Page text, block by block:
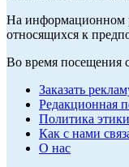
На информационном
относящихся к
Во время посещения
Заказать
Редакционная
Политика этики
Как с нами
О нас